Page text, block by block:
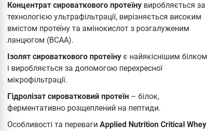
Концентрат сироваткового протеїну виробляється за
технологією ультрафільтрації, вирізняється високим
вмістом протеїну та амінокислот з розгалуженим
ланцюгом (BCAA).
Ізолят сироваткового протеїну є найякіснішим білком
і виробляється за допомогою перехресної
мікрофільтрації.
Гідролізат сироватковий протеїн – білок,
ферментативно розщеплений на пептиди.
Особливості та переваги Applied Nutrition Critical Whey